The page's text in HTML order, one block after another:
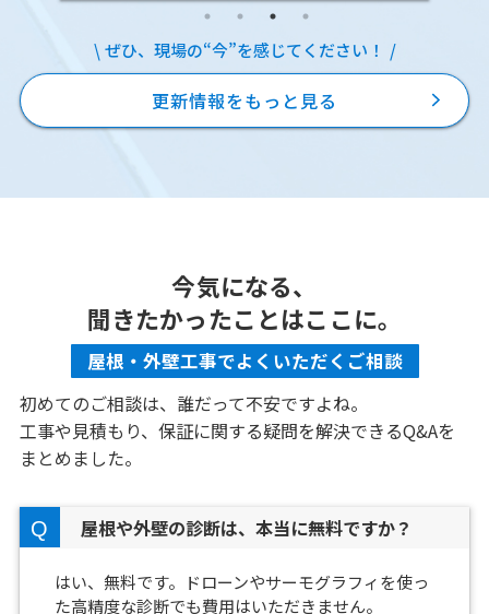
受ければ少し伸び、冬に気温が下が […]
ぜひ、現場の“今”を感じてください！
更新情報をもっと見る
今気になる、
聞きたかったことはここに。
屋根・外壁工事でよくいただくご相談
初めてのご相談は、誰だって不安ですよね。
工事や見積もり、保証に関する疑問を解決できるQ&Aを
まとめました。
屋根や外壁の診断は、本当に無料ですか？
はい、無料です。ドローンやサーモグラフィを使っ
た高精度な診断でも費用はいただきません。